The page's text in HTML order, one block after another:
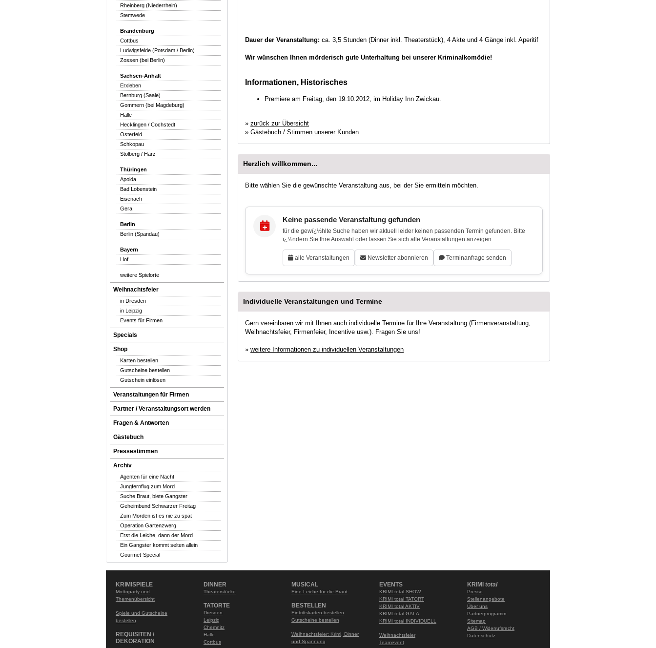
Rheinberg (Niederrhein)
Stemwede
Brandenburg
Cottbus
Ludwigsfelde (Potsdam / Berlin)
Zossen (bei Berlin)
Sachsen-Anhalt
Erxleben
Bernburg (Saale)
Gommern (bei Magdeburg)
Halle
Hecklingen / Cochstedt
Osterfeld
Schkopau
Stolberg / Harz
Thüringen
Apolda
Bad Lobenstein
Eisenach
Gera
Berlin
Berlin (Spandau)
Bayern
Hof
weitere Spielorte
Weihnachtsfeier
in Dresden
in Leipzig
Events für Firmen
Specials
Shop
Karten bestellen
Gutscheine bestellen
Gutschein einlösen
Veranstaltungen für Firmen
Partner / Veranstaltungsort werden
Fragen & Antworten
Gästebuch
Pressestimmen
Archiv
Agenten für eine Nacht
Jungfernflug zum Mord
Suche Braut, biete Gangster
Geheimbund Schwarzer Freitag
Zum Morden ist es nie zu spät
Operation Gartenzwerg
Erst die Leiche, dann der Mord
Ein Gangster kommt selten allein
Gourmet-Special
Dauer der Veranstaltung: ca. 3,5 Stunden (Dinner inkl. Theaterstück), 4 Akte und 4 Gänge inkl. Aperitif
Wir wünschen Ihnen mörderisch gute Unterhaltung bei unserer Kriminalkomödie!
Informationen, Historisches
Premiere am Freitag, den 19.10.2012, im Holiday Inn Zwickau.
» zurück zur Übersicht
» Gästebuch / Stimmen unserer Kunden
Herzlich willkommen...
Bitte wählen Sie die gewünschte Veranstaltung aus, bei der Sie ermitteln möchten.
Keine passende Veranstaltung gefunden
für die gewï¿½hlte Suche haben wir aktuell leider keinen passenden Termin gefunden. Bitte
ï¿½ndern Sie Ihre Auswahl oder lassen Sie sich alle Veranstaltungen anzeigen.
alle Veranstaltungen Newsletter abonnieren Terminanfrage senden
Individuelle Veranstaltungen und Termine
Gern vereinbaren wir mit Ihnen auch individuelle Termine für Ihre Veranstaltung (Firmenveranstaltung,
Weihnachtsfeier, Firmenfeier, Incentive usw.). Fragen Sie uns!
» weitere Informationen zu individuellen Veranstaltungen
KRIMISPIELE
Mottoparty und
Themenübersicht
Spiele und Gutscheine
bestellen
REQUISITEN /
DEKORATION
DINNER
Theaterstücke
TATORTE
Dresden
Leipzig
Chemnitz
Halle
Cottbus
MUSICAL
Eine Leiche für die Braut
BESTELLEN
Eintrittskarten bestellen
Gutscheine bestellen
Weihnachtsfeier: Krimi, Dinner
und Spannung
EVENTS
KRIMI total SHOW
KRIMI total TATORT
KRIMI total AKTIV
KRIMI total GALA
KRIMI total INDIVIDUELL
Weihnachtsfeier
Teamevent
KRIMI total
Presse
Stellenangebote
Über uns
Partnerprogramm
Sitemap
AGB / Widerrufsrecht
Datenschutz